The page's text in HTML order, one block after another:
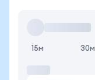
15м 30м